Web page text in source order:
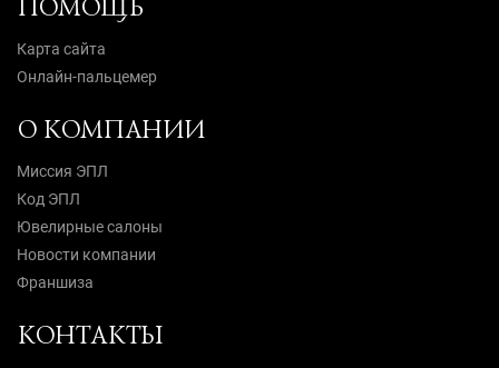
ПОМОЩЬ
Карта сайта
Онлайн-пальцемер
О КОМПАНИИ
Миссия ЭПЛ
Код ЭПЛ
Ювелирные салоны
Новости компании
Франшиза
КОНТАКТЫ